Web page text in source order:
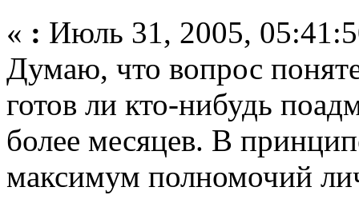
« : Июль 31, 2005,
Думаю, что вопрос
готов ли кто-нибудь
более месяцев. В
максимум полномочий